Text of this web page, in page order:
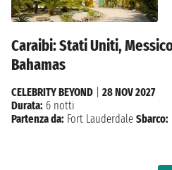
Caraibi: Stati Uniti,
Bahamas
CELEBRITY BEYOND
28 NOV 2027
Durata: 6 notti
Partenza da: Fort Lauderdale Sbarco: